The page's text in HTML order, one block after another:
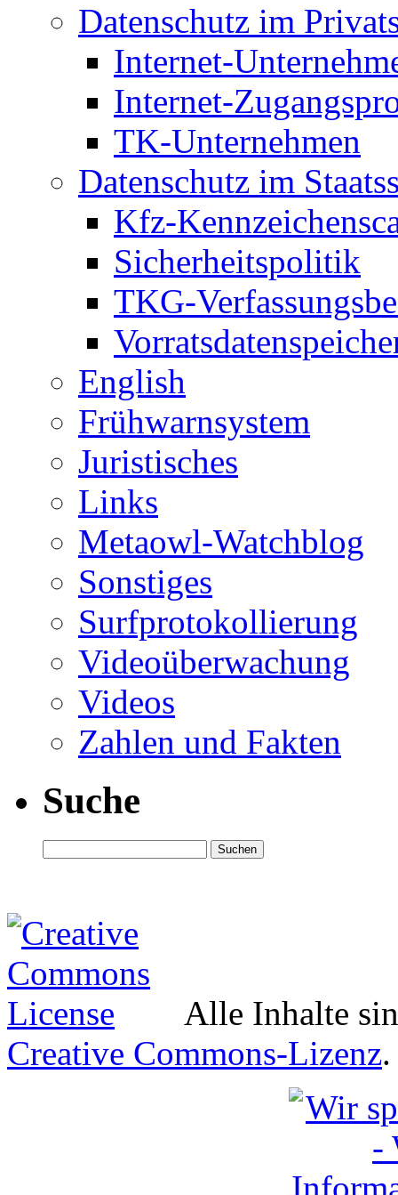
Datenschutz im
Internet-
Internet-
TK-Unternehmen
Datenschutz im
Kfz-
Sicherheitspolitik
TKG-
English
Frühwarnsystem
Juristisches
Links
Metaowl-Watchblog
Sonstiges
Surfprotokollierung
Videoüberwachung
Videos
Zahlen und Fakten
Suche
Alle Inhalte
Creative Commons-Lizenz.